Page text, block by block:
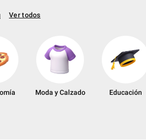
Ver todos
Moda y Calzado Educación